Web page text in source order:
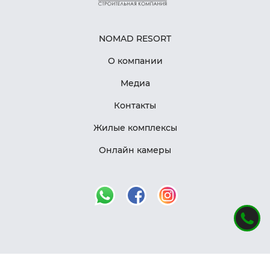
NOMAD RESORT
О компании
Жилые комплексы
Онлайн камеры
Медиа
Контакты